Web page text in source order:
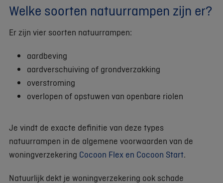
Welke soorten natuurrampen zijn er?
Er zijn vier soorten natuurrampen:
aardbeving
aardverschuiving of grondverzakking
overstroming
overlopen of opstuwen van openbare riolen
Je vindt de exacte definitie van deze types
natuurrampen in de algemene voorwaarden van de
woningverzekering Cocoon Flex en Cocoon Start.
Natuurlijk dekt je woningverzekering ook schade